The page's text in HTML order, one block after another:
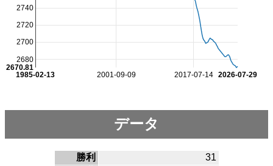
2001-09-09 2017-07-14
1985-02-13 2026-07-29
2680
2700
2720
2740
2670.81
データ
勝利
31